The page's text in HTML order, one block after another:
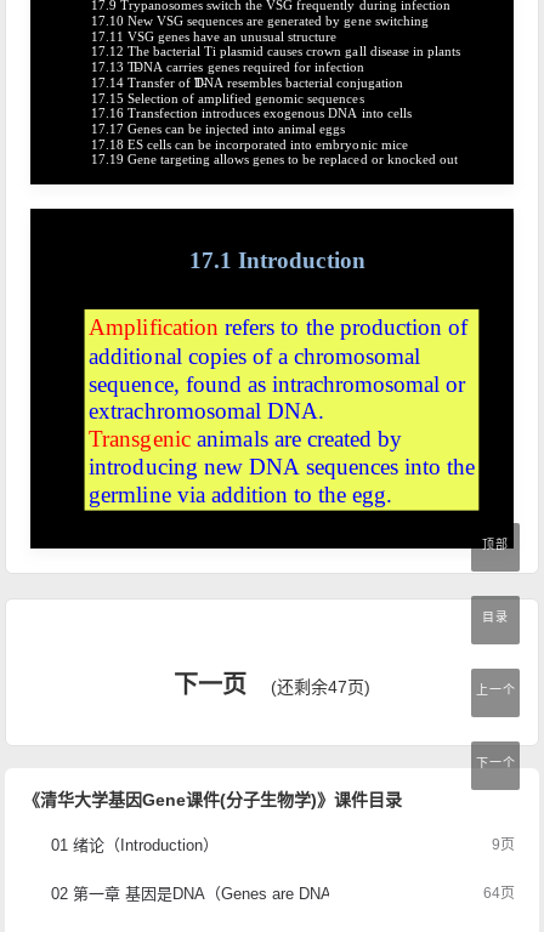
下一页 (还剩余47页)
《清华大学基因Gene课件(分子生物学)》课件目录
01 绪论（Introduction） 9页
02 第一章 基因是DNA（Genes are DNA） 64页
顶部
目录
上一个
下一个